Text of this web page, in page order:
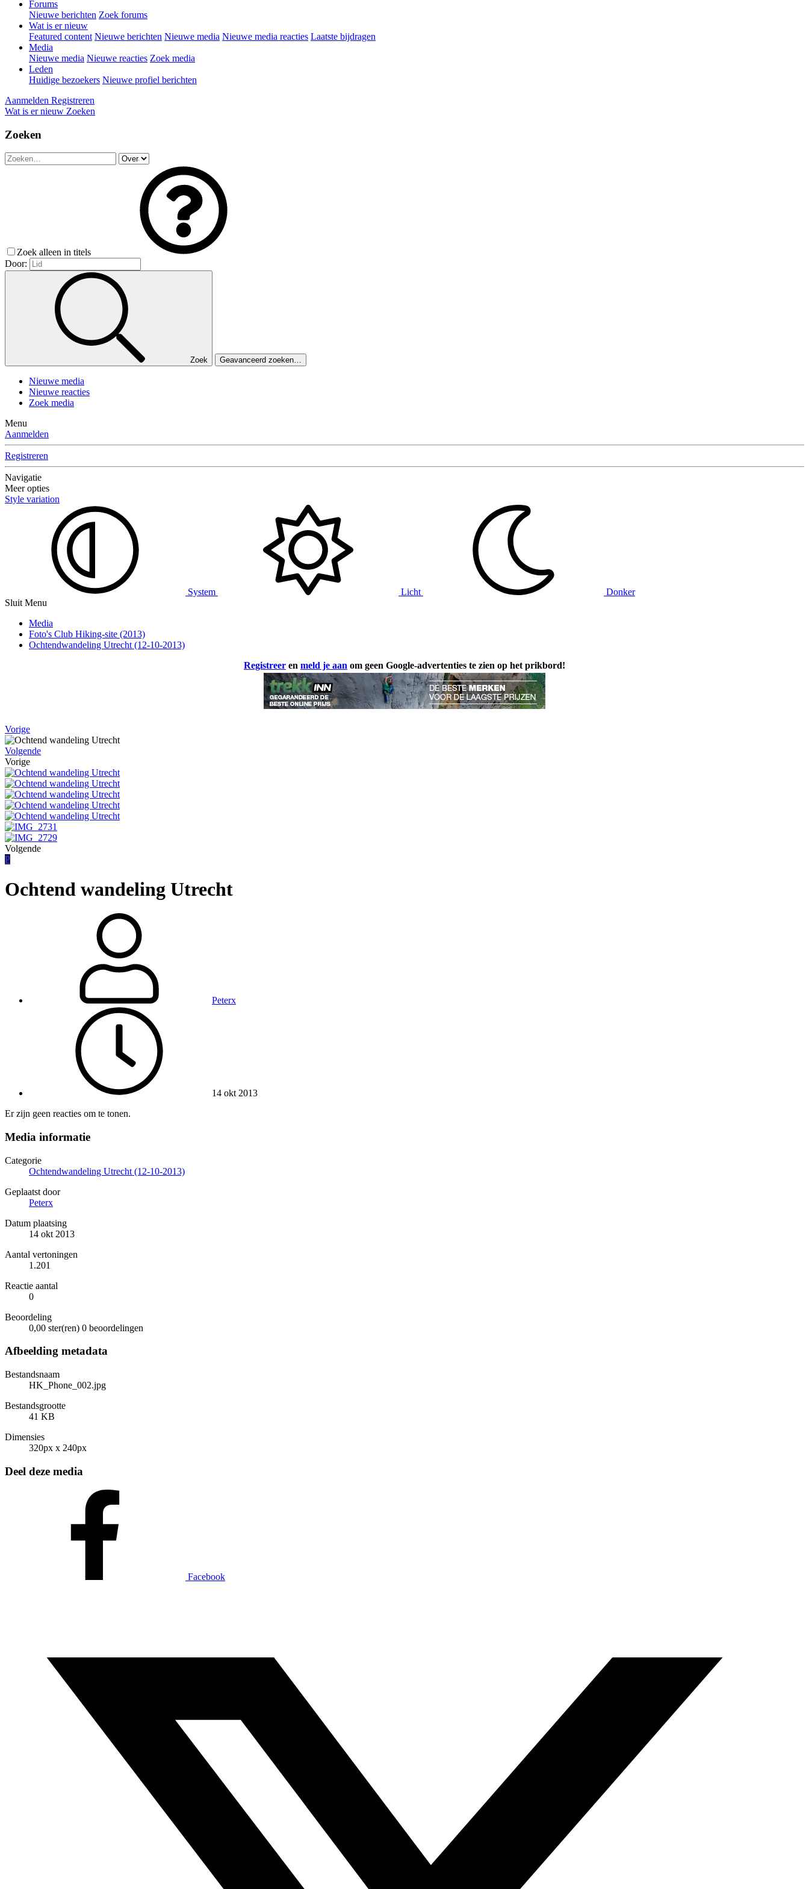
Forums
Nieuwe berichten Zoek forums
Wat is er nieuw
Featured content Nieuwe berichten Nieuwe media Nieuwe media reacties Laatste bijdragen
Media
Nieuwe media Nieuwe reacties Zoek media
Leden
Huidige bezoekers Nieuwe profiel berichten
Aanmelden Registreren
Wat is er nieuw Zoeken
Zoeken
Zoek alleen in titels
Door:
Zoek Geavanceerd zoeken…
Nieuwe media
Nieuwe reacties
Zoek media
Menu
Aanmelden
Registreren
Navigatie
Meer opties
Style variation
System Licht
Donker
Sluit Menu
Media
Foto's Club Hiking-site (2013)
Ochtendwandeling Utrecht (12-10-2013)
Registreer en meld je aan om geen Google-advertenties te zien op het prikbord!
Vorige
Volgende
Vorige
Volgende
P
Ochtend wandeling Utrecht
Peterx
14 okt 2013
Er zijn geen reacties om te tonen.
Media informatie
Categorie
Ochtendwandeling Utrecht (12-10-2013)
Geplaatst door
Peterx
Datum plaatsing
14 okt 2013
Aantal vertoningen
1.201
Reactie aantal
0
Beoordeling
0,00 ster(ren) 0 beoordelingen
Afbeelding metadata
Bestandsnaam
HK_Phone_002.jpg
Bestandsgrootte
41 KB
Dimensies
320px x 240px
Deel deze media
Facebook